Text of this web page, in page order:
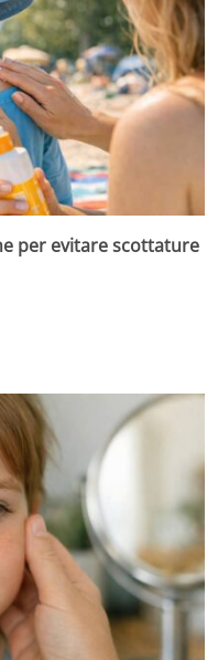
per evitare scottature